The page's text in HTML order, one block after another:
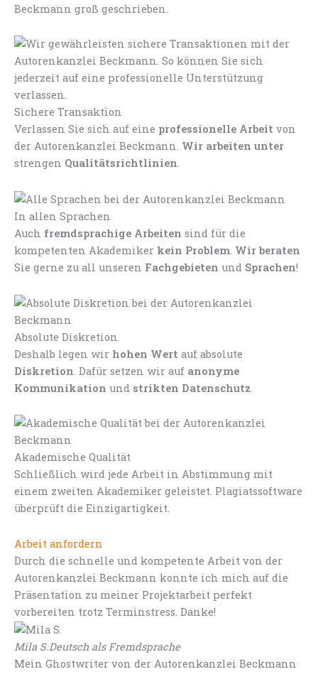
Beckmann groß geschrieben.
Sichere Transaktion
Verlassen Sie sich auf eine professionelle Arbeit von
der Autorenkanzlei Beckmann. Wir arbeiten unter
strengen Qualitätsrichtlinien.
In allen Sprachen
Auch fremdsprachige Arbeiten sind für die
kompetenten Akademiker kein Problem. Wir beraten
Sie gerne zu all unseren Fachgebieten und Sprachen!
Absolute Diskretion
Deshalb legen wir hohen Wert auf absolute
Diskretion . Dafür setzen wir auf anonyme
Kommunikation und strikten Datenschutz
Akademische Qualität
Schließlich wird jede Arbeit in Abstimmung mit
einem zweiten Akademiker geleistet. Plagiatssoftware
überprüft die Einzigartigkeit.
Arbeit anfordern
Durch die schnelle und kompetente Arbeit von der
Autorenkanzlei Beckmann konnte ich mich auf die
Präsentation zu meiner Projektarbeit perfekt
vorbereiten trotz Terminstress. Danke!
Mila S.Deutsch als Fremdsprache
Mein Ghostwriter von der Autorenkanzlei Beckmann